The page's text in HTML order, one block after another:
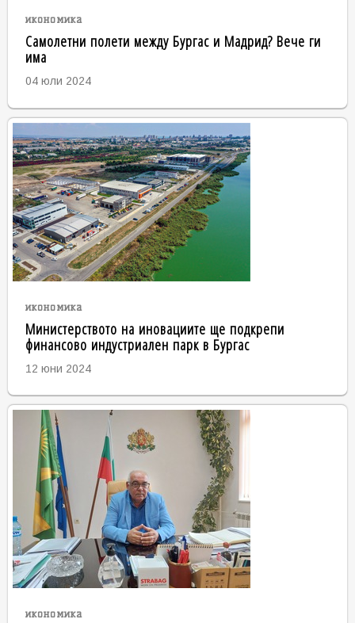
икономика
Самолетни полети между Бургас и Мадрид? Вече ги
има
04 юли 2024
икономика
Министерството на иновациите ще подкрепи
финансово индустриален парк в Бургас
12 юни 2024
икономика